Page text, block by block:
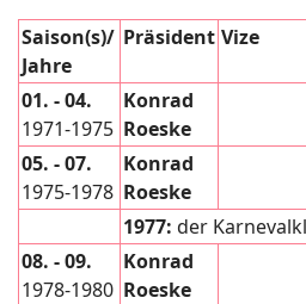
Saison(s)/
Jahre
Präsident Vize
01. - 04.
1971-1975
Konrad
Roeske
05. - 07.
1975-1978
Konrad
Roeske
1977: der
08. - 09.
1978-1980
Konrad
Roeske